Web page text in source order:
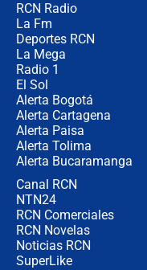
RCN Radio
La Fm
Deportes RCN
La Mega
Radio 1
El Sol
Alerta Bogotá
Alerta Cartagena
Alerta Paisa
Alerta Tolima
Alerta Bucaramanga
Canal RCN
NTN24
RCN Comerciales
RCN Novelas
Noticias RCN
SuperLike